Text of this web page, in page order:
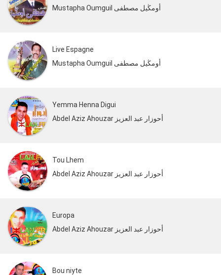
Mustapha Oumguil أومڭيل مصطفى
Live Espagne
Mustapha Oumguil أومڭيل مصطفى
Yemma Henna Digui
Abdel Aziz Ahouzar أحوزار عبد العزيز
Tou Lhem
Abdel Aziz Ahouzar أحوزار عبد العزيز
Europa
Abdel Aziz Ahouzar أحوزار عبد العزيز
Bou niyte